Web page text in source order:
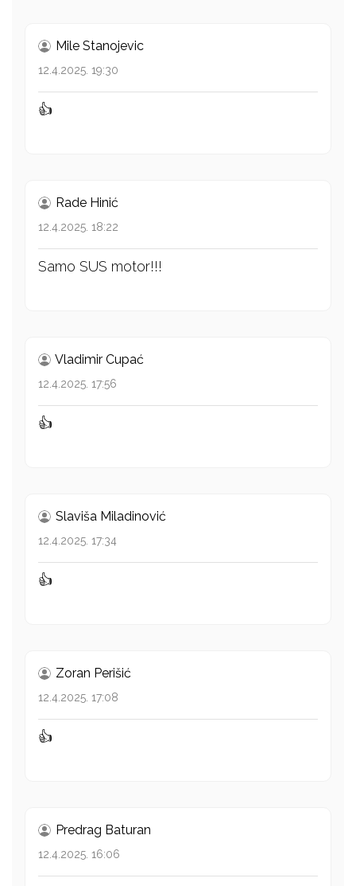
Mile Stanojevic
12.4.2025. 19:30
👍
Rade Hinić
12.4.2025. 18:22
Samo SUS motor!!!
Vladimir Cupać
12.4.2025. 17:56
👍
Slaviša Miladinović
12.4.2025. 17:34
👍
Zoran Perišić
12.4.2025. 17:08
👍
Predrag Baturan
12.4.2025. 16:06